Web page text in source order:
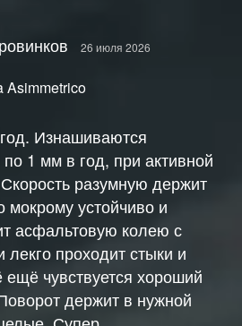
26 июля 2026
Asimmetrico
Изнашиваются
1 мм в год, при активной
разумную держит
устойчиво и
асфальтовую колею с
проходит стыки и
чувствуется хороший
держит в нужной